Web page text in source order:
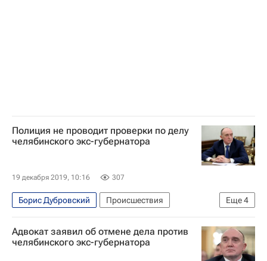
Полиция не проводит проверки по делу
челябинского экс-губернатора
19 декабря 2019, 10:16 307
Еще4
Борис Дубровский
Происшествия
Челябинская область
Челябинск
Министерство внутренних дел РФ (МВД России)
Адвокат заявил об отмене дела против
челябинского экс-губернатора